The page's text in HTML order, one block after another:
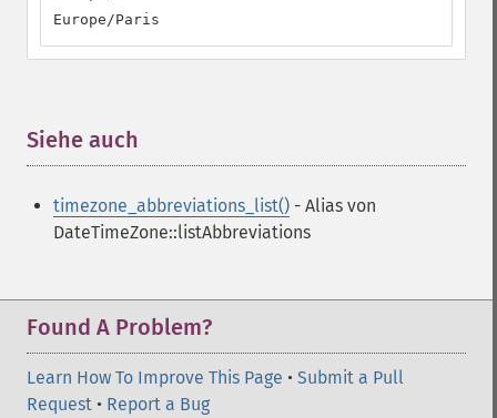
Europe/Paris
Siehe auch
timezone_abbreviations_list() - Alias von
DateTimeZone::listAbbreviations
Found A Problem?
Learn How To Improve This Page • Submit a Pull
Request • Report a Bug